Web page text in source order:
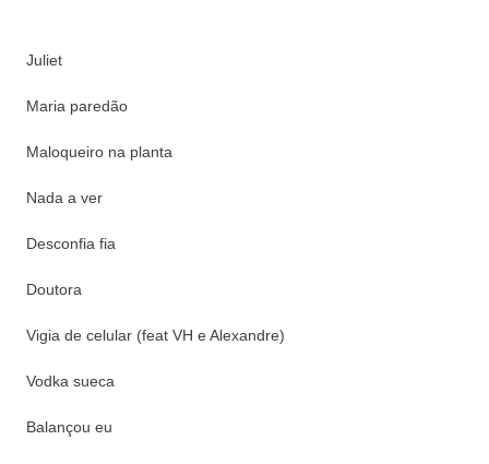
Juliet
Maria paredão
Maloqueiro na planta
Nada a ver
Desconfia fia
Doutora
Vigia de celular (feat VH e Alexandre)
Vodka sueca
Balançou eu